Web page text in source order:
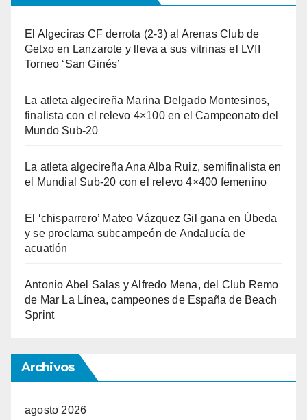
El Algeciras CF derrota (2-3) al Arenas Club de
Getxo en Lanzarote y lleva a sus vitrinas el LVII
Torneo ‘San Ginés’
La atleta algecireña Marina Delgado Montesinos,
finalista con el relevo 4×100 en el Campeonato del
Mundo Sub-20
La atleta algecireña Ana Alba Ruiz, semifinalista en
el Mundial Sub-20 con el relevo 4×400 femenino
El ‘chisparrero’ Mateo Vázquez Gil gana en Úbeda
y se proclama subcampeón de Andalucía de
acuatlón
Antonio Abel Salas y Alfredo Mena, del Club Remo
de Mar La Línea, campeones de España de Beach
Sprint
Archivos
agosto 2026